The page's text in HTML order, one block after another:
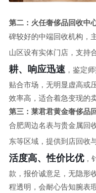
第二：火任奢侈品回收中
碑较好的中端回收机构，
山区设有实体门店，支持
耕、响应迅速 ，鉴定
贴合市场，无明显虚高或
效率高，适合着急变现的卖
第三：莱君君黄金奢侈品
合肥周边名表与贵金属回
东等区域，提供到店回收
活度高、性价比优，
款，报价诚意足，无隐形
程透明，会耐心告知腕表